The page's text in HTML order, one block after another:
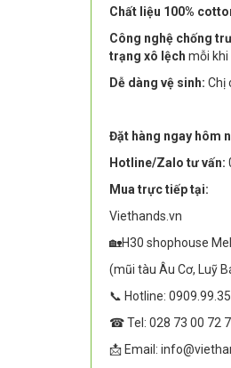
Chất liệu 100%
Công nghệ chống
trạng xô lệch mỗi khi
Dễ dàng vệ sinh: Chị
Đặt hàng ngay hôm
Hotline/Zalo tư vấn:
Mua trực tiếp tại:
Viethands.vn
🏡H30 shophouse
(mũi tàu Âu Cơ, Luỹ
📞 Hotline:
☎ Tel: 028 73 00 72
📩 Email: